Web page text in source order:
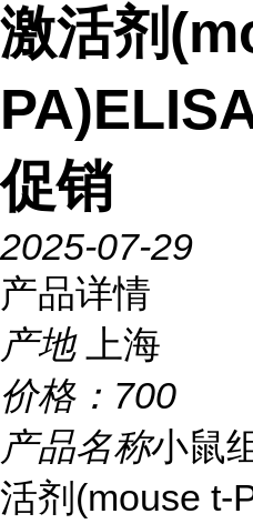
激活剂
促销
2025-07-29
产品详情
产地
上海
价格： 700
产品名称小鼠
活剂(mouse t-